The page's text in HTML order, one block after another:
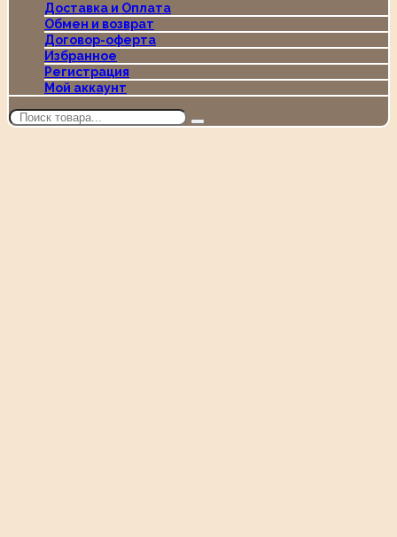
Доставка и Оплата
Обмен и возврат
Договор-оферта
Избранное
Регистрация
Мой аккаунт